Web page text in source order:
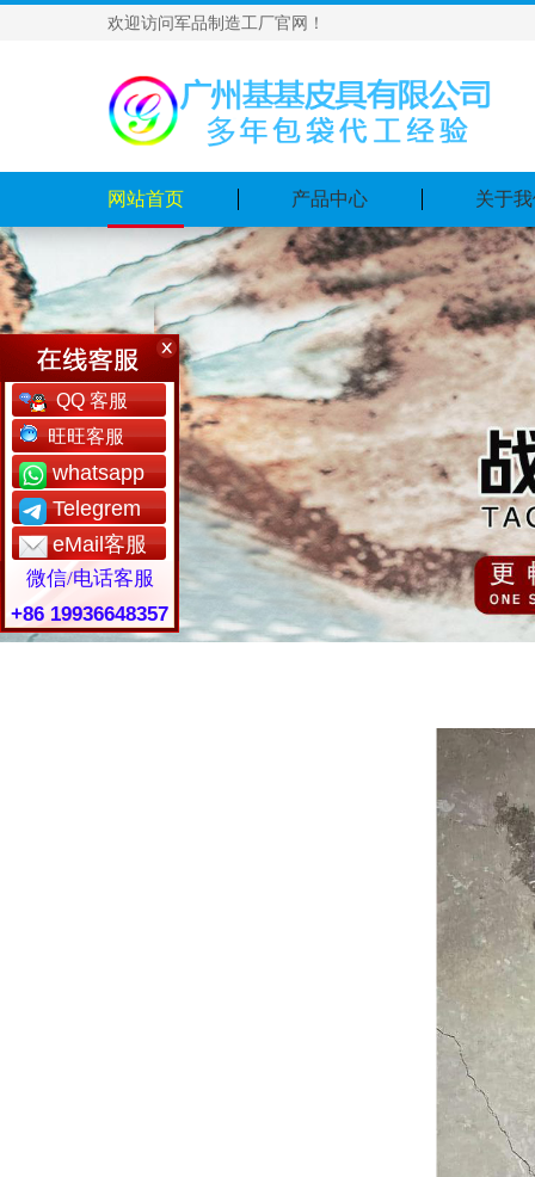
欢迎访问军品制造工厂官网！
网站首页 产品中心 关于
QQ 客服
旺旺客服
whatsapp
Telegrem
eMail客服
微信/电话客服
+86 19936648357